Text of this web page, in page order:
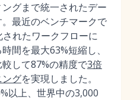
グまで統一されたデー
最近のベンチマークで
れたワークフローに
間を最大63%短縮し、
して87%の精度で3倍
グを実現しました。
以上、世界中の3,000